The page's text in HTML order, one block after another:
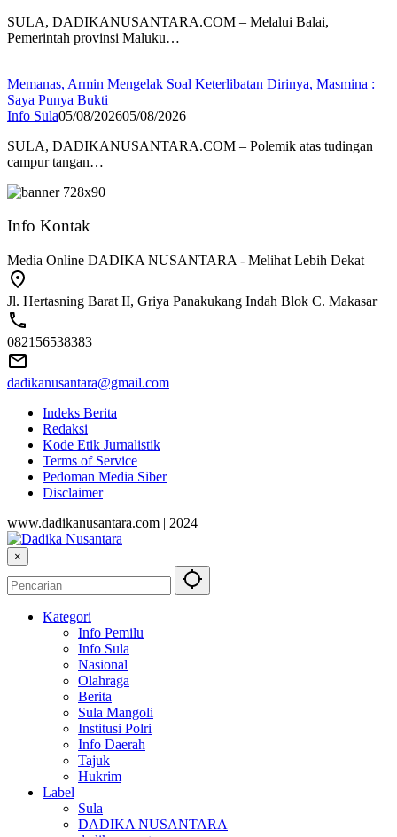
SULA, DADIKANUSANTARA.COM – Melalui Balai,
Pemerintah provinsi Maluku…
Memanas, Armin Mengelak Soal Keterlibatan Dirinya, Masmina :
Saya Punya Bukti
Info Sula05/08/202605/08/2026
SULA, DADIKANUSANTARA.COM – Polemik atas tudingan
campur tangan…
Info Kontak
Media Online DADIKA NUSANTARA - Melihat Lebih Dekat
Jl. Hertasning Barat II, Griya Panakukang Indah Blok C. Makasar
082156538383
dadikanusantara@gmail.com
Indeks Berita
Redaksi
Kode Etik Jurnalistik
Terms of Service
Pedoman Media Siber
Disclaimer
www.dadikanusantara.com | 2024
×
Kategori
Info Pemilu
Info Sula
Nasional
Olahraga
Berita
Sula Mangoli
Institusi Polri
Info Daerah
Tajuk
Hukrim
Label
Sula
DADIKA NUSANTARA